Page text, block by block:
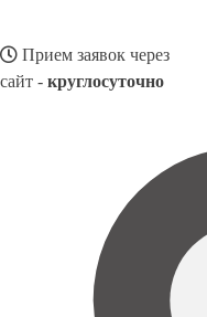
Прием заявок через
сайт - круглосуточно